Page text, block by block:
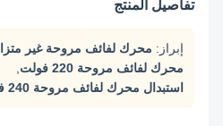
تفاصيل المنتج
محرك لفائف مروحة غير متزامن,
محرك لفائف مروحة 220 فولت
,
استبدال محرك لفائف مروحة 240 فولت